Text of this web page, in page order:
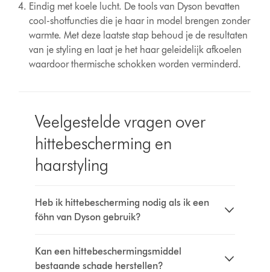
Eindig met koele lucht. De tools van Dyson bevatten
cool-shotfuncties die je haar in model brengen zonder
warmte. Met deze laatste stap behoud je de resultaten
van je styling en laat je het haar geleidelijk afkoelen
waardoor thermische schokken worden verminderd.
Veelgestelde vragen over
hittebescherming en
haarstyling
Heb ik hittebescherming nodig als ik een
föhn van Dyson gebruik?
Kan een hittebeschermingsmiddel
bestaande schade herstellen?